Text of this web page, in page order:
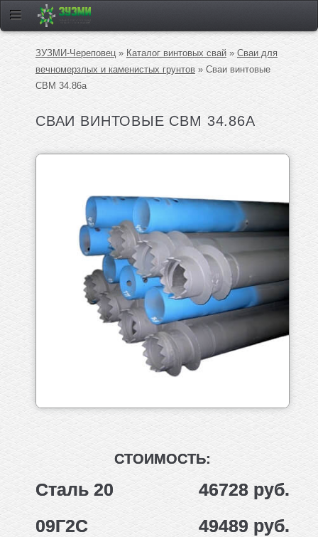
ЗУЗМИ-Череповец » Каталог винтовых свай » Сваи для
вечномерзлых и каменистых грунтов » Сваи винтовые
СВМ 34.86а
СВАИ ВИНТОВЫЕ СВМ 34.86А
СТОИМОСТЬ:
Сталь 20
46728 руб.
09Г2С
49489 руб.